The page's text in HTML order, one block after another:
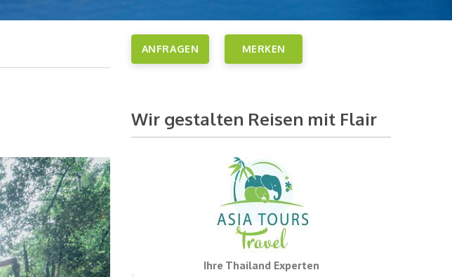
ANFRAGEN MERKEN
Wir gestalten Reisen mit Flair
Ihre Thailand Experten